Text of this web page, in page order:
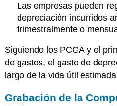
Las empresas pueden
depreciación incurridos
trimestralmente o
Siguiendo los PCGA y el
de gastos, el gasto de
largo de la vida útil
Grabación de la